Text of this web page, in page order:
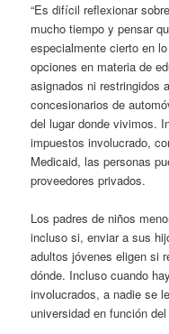
“Es difícil reflexionar
mucho tiempo y pensar
especialmente cierto en
opciones en materia de
asignados ni restringidos
concesionarios de
del lugar donde vivimos.
impuestos involucrado,
Medicaid, las personas
proveedores privados.
Los padres de niños
incluso si, enviar a sus
adultos jóvenes eligen si
dónde. Incluso cuando
involucrados, a nadie se
universidad en función